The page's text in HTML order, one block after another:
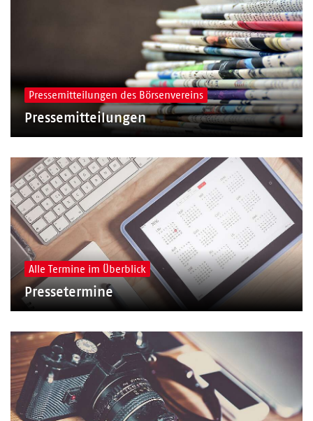
Pressemitteilungen des Börsenvereins
Pressemitteilungen
Alle Termine im Überblick
Pressetermine